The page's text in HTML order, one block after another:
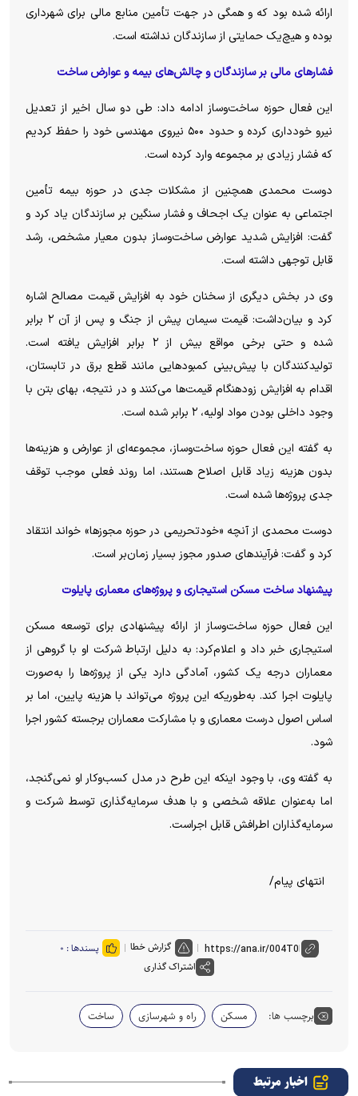
ارائه شده بود که و همگی در جهت تأمین منابع مالی برای شهرداری
بوده و هیچ‌یک حمایتی از سازندگان نداشته است.
فشار‌های مالی بر سازندگان و چالش‌های بیمه و عوارض ساخت
این فعال حوزه ساخت‌وساز ادامه داد: طی دو سال اخیر از تعدیل
نیرو خودداری کرده و حدود ۵۰۰ نیروی مهندسی خود را حفظ کردیم
که فشار زیادی بر مجموعه وارد کرده است.
دوست محمدی همچنین از مشکلات جدی در حوزه بیمه تأمین
اجتماعی به عنوان یک اجحاف و فشار سنگین بر سازندگان یاد کرد و
گفت: افزایش شدید عوارض ساخت‌وساز بدون معیار مشخص، رشد
قابل توجهی داشته است.
وی در بخش دیگری از سخنان خود به افزایش قیمت مصالح اشاره
کرد و بیان‌داشت: قیمت سیمان پیش از جنگ و پس از آن ۲ برابر
شده و حتی برخی مواقع بیش از ۲ برابر افزایش یافته است.
تولیدکنندگان با پیش‌بینی کمبود‌هایی مانند قطع برق در تابستان،
اقدام به افزایش زودهنگام قیمت‌ها می‌کنند و در نتیجه، بهای بتن با
وجود داخلی بودن مواد اولیه، ۲ برابر شده است.
به گفته این فعال حوزه ساخت‌وساز، مجموعه‌ای از عوارض و هزینه‌ها
بدون هزینه زیاد قابل اصلاح هستند، اما روند فعلی موجب توقف
جدی پروژه‌ها شده است.
دوست محمدی از آنچه «خودتحریمی در حوزه مجوزها» خواند انتقاد
کرد و گفت: فرآیند‌های صدور مجوز بسیار زمان‌بر است.
پیشنهاد ساخت مسکن استیجاری و پروژه‌های معماری پایلوت
این فعال حوزه ساخت‌وساز از ارائه پیشنهادی برای توسعه مسکن
استیجاری خبر داد و اعلام‌کرد: به دلیل ارتباط شرکت او با گروهی از
معماران درجه یک کشور، آمادگی دارد یکی از پروژه‌ها را به‌صورت
پایلوت اجرا کند. به‌طوریکه این پروژه می‌تواند با هزینه پایین، اما بر
اساس اصول درست معماری و با مشارکت معماران برجسته کشور اجرا
شود.
به گفته وی، با وجود اینکه این طرح در مدل کسب‌وکار او نمی‌گنجد،
اما به‌عنوان علاقه شخصی و با هدف سرمایه‌گذاری توسط شرکت و
سرمایه‌گذاران اطرافش قابل اجراست.
انتهای پیام/
گزارش خطا پسندها : ۰
اشتراک گذاری
برچسب ها: مسکن راه و شهرسازی ساخت
اخبار مرتبط